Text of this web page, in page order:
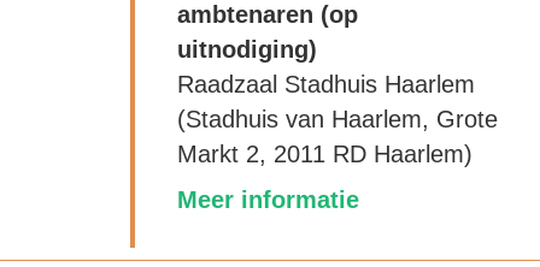
ambtenaren (op
uitnodiging)
Raadzaal Stadhuis Haarlem
(Stadhuis van Haarlem, Grote
Markt 2, 2011 RD Haarlem)
Meer informatie